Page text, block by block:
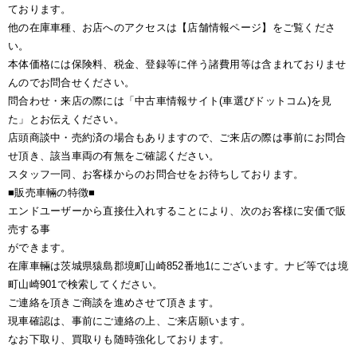
ております。
他の在庫車種、お店へのアクセスは【店舗情報ページ】をご覧くださ
い。
本体価格には保険料、税金、登録等に伴う諸費用等は含まれておりませ
んのでお問合せください。
問合わせ・来店の際には「中古車情報サイト(車選びドットコム)を見
た」とお伝えください。
店頭商談中・売約済の場合もありますので、ご来店の際は事前にお問合
せ頂き、該当車両の有無をご確認ください。
スタッフ一同、お客様からのお問合せをお待ちしております。
■販売車輛の特徴■
エンドユーザーから直接仕入れすることにより、次のお客様に安価で販
売する事
ができます。
在庫車輛は茨城県猿島郡境町山崎852番地1にございます。ナビ等では境
町山崎901で検索してください。
ご連絡を頂きご商談を進めさせて頂きます。
現車確認は、事前にご連絡の上、ご来店願います。
なお下取り、買取りも随時強化しております。